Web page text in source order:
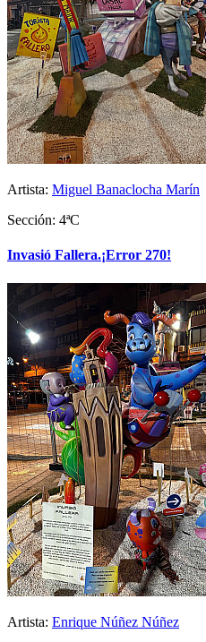
Artista: Miguel Banaclocha Marín
Sección: 4ªC
Invasió Fallera.¡Error 270!
Artista: Enrique Núñez Núñez